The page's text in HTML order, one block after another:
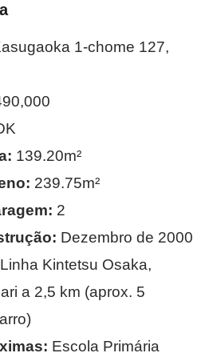
1-chome 127,
139.20m²
239.75m²
2
Dezembro de 2000
Linha Kintetsu Osaka,
a 2,5 km (aprox. 5
Escola Primária